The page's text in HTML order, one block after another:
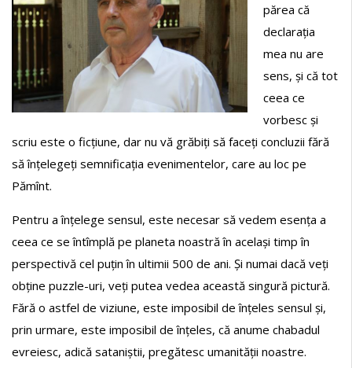
părea că
declarația
mea nu are
sens, și că tot
ceea ce
vorbesc și
scriu este o ficțiune, dar nu vă grăbiți să faceți concluzii fără
să înțelegeți semnificația evenimentelor, care au loc pe
Pămînt.
Pentru a înțelege sensul, este necesar să vedem esența a
ceea ce se întîmplă pe planeta noastră în același timp în
perspectivă cel puțin în ultimii 500 de ani. Și numai dacă veți
obține puzzle-uri, veți putea vedea această singură pictură.
Fără o astfel de viziune, este imposibil de înțeles sensul și,
prin urmare, este imposibil de înțeles, că anume chabadul
evreiesc, adică sataniștii, pregătesc umanității noastre.